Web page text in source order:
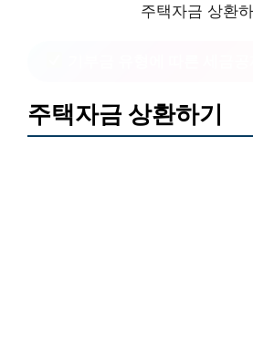
주택자금 상환
주택자금 상환하기